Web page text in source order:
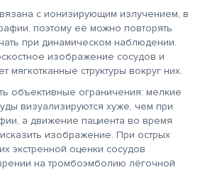
с ионизирующим излучением, в
поэтому её можно повторять
при динамическом наблюдении.
изображение сосудов и
мягкотканные структуры вокруг них.
объективные ограничения: мелкие
визуализируются хуже, чем при
а движение пациента во время
изображение. При острых
экстренной оценки сосудов
на тромбоэмболию лёгочной